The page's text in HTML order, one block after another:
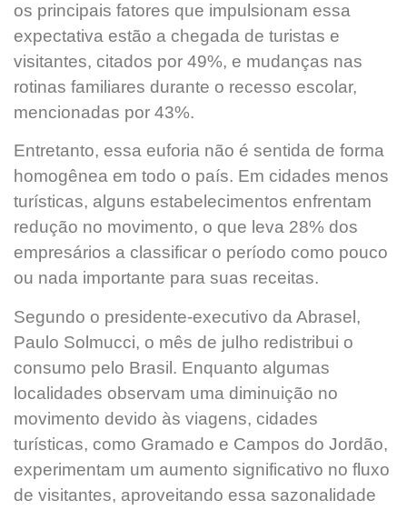
os principais fatores que impulsionam essa
expectativa estão a chegada de turistas e
visitantes, citados por 49%, e mudanças nas
rotinas familiares durante o recesso escolar,
mencionadas por 43%.
Entretanto, essa euforia não é sentida de forma
homogênea em todo o país. Em cidades menos
turísticas, alguns estabelecimentos enfrentam
redução no movimento, o que leva 28% dos
empresários a classificar o período como pouco
ou nada importante para suas receitas.
Segundo o presidente-executivo da Abrasel,
Paulo Solmucci, o mês de julho redistribui o
consumo pelo Brasil. Enquanto algumas
localidades observam uma diminuição no
movimento devido às viagens, cidades
turísticas, como Gramado e Campos do Jordão,
experimentam um aumento significativo no fluxo
de visitantes, aproveitando essa sazonalidade